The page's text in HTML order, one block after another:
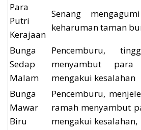
Para
Putri
Kerajaan
Senang
keharuman taman
Bunga
Sedap
Malam
Pencemburu,
menyambut
mengakui kesalahan
Bunga
Mawar
Biru
Pencemburu,
ramah menyambut
mengakui kesalahan,